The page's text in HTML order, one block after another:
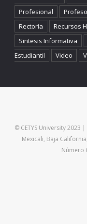
Profesional
Rectoría
Recursos
Sintesis Informativa
Estudiantil
Video
© CETYS University 2023 |
Mexicali, Baja
Número